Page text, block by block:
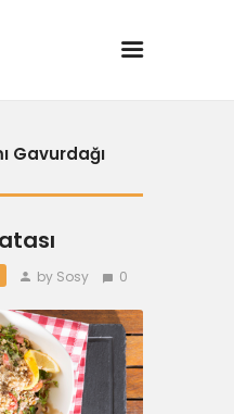
Gavurdağı
by Sosy 0